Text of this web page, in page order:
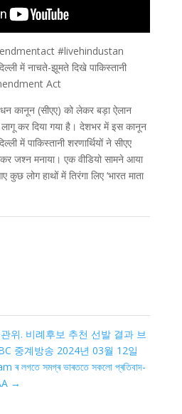
#livehindustan
में नाचते-झूमते दिखे पाकिस्तानी
Act
कानून (सीएए) को लेकर बड़ा ऐलान
कर दिया गया है। देशभर में इस कानून
में पाकिस्तानी शरणार्थियों ने सीएए
जश्न मनाया। एक वीडियो सामने आया
लोग हाथों में तिरंगा लिए ‘भारत माता
위. 비례후보 추천 선발 결과 브
중계방송 2024년 03월 12일
লগতে সমগ্ৰ ভাৰততে সকলো প্ৰতিবাদ-
→